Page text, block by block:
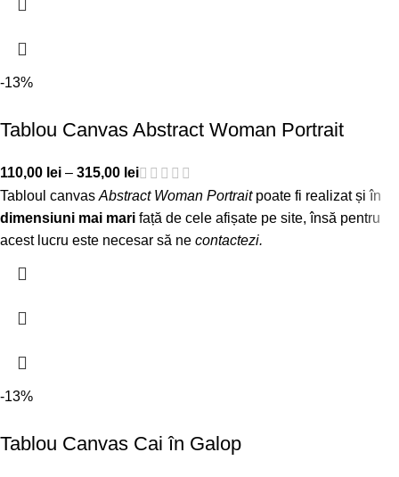
-13%
Tablou Canvas Abstract Woman Portrait
110,00 lei – 315,00 lei
Tabloul canvas Abstract Woman Portraitpoate fi realizat și în
dimensiuni mai mari față de cele afișate pe site, însă pentru
acest lucru este necesar să ne contactezi.
-13%
Tablou Canvas Cai în Galop